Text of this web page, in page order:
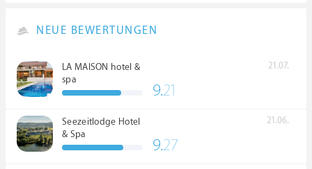
NEUE BEWERTUNGEN
LA MAISON hotel &
spa
21.07.
9.21
Seezeitlodge Hotel
& Spa
21.06.
9.27